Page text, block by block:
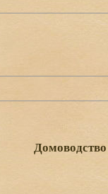
Домоводство